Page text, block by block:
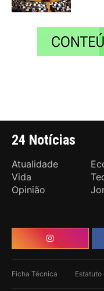
24 Notícias
Atualidade
Vida
Opinião
Ficha Técnica Estatuto